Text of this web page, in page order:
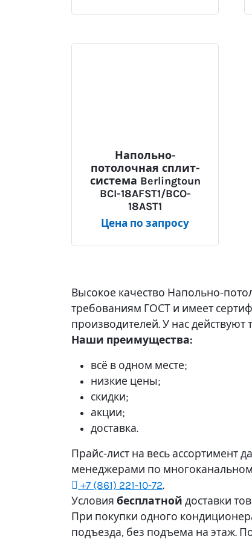
Напольно-
потолочная сплит-
система Berlingtoun
BCI-18AFST1/BCO-
18AST1
Цена по запросу
Высокое качество Напольно-
требованиям ГОСТ и имеет
производителей. У нас действуют
Наши преимущества:
всё в одном месте;
низкие цены;
скидки;
акции;
доставка.
Прайс-лист на весь ассортимент
менеджерами по
+7 (861) 221-10-72.
Условия бесплатной доставки
При покупки одного
подъезда, без подъема на этаж.